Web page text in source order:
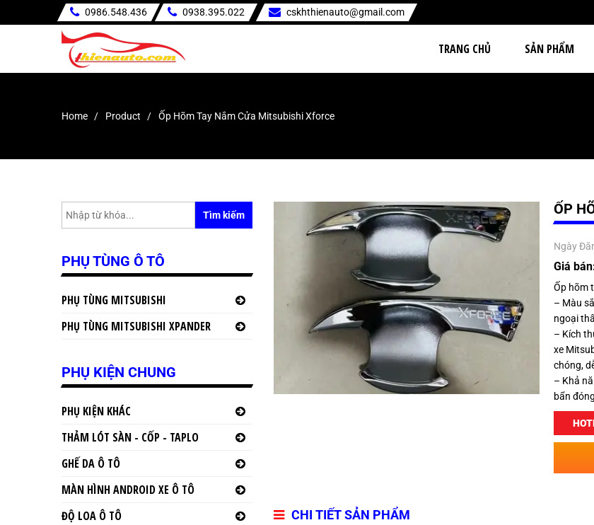
0986.548.436 0938.395.022 cskhthienauto@gmail.com
TRANG CHỦ SẢN PHẨM
Home Product Ốp Hõm Tay Nắm Cửa Mitsubishi Xforce
ỐP
Ngày
Giá
Ốp hõm
– Màu
ngoại
– Kích
xe
chóng,
– Khả
bẩn
CHI TIẾT SẢN PHẨM
Tìm kiếm
PHỤ TÙNG Ô TÔ
PHỤ TÙNG MITSUBISHI
PHỤ TÙNG MITSUBISHI XPANDER
PHỤ KIỆN CHUNG
PHỤ KIỆN KHÁC
THẢM LÓT SÀN - CỐP - TAPLO
GHẾ DA Ô TÔ
MÀN HÌNH ANDROID XE Ô TÔ
ĐỘ LOA Ô TÔ